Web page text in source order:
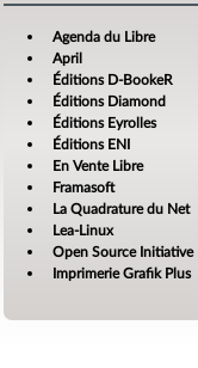
Agenda du Libre
April
Éditions D-BookeR
Éditions Diamond
Éditions Eyrolles
Éditions ENI
En Vente Libre
Framasoft
La Quadrature du Net
Lea-Linux
Open Source Initiative
Imprimerie Grafik Plus